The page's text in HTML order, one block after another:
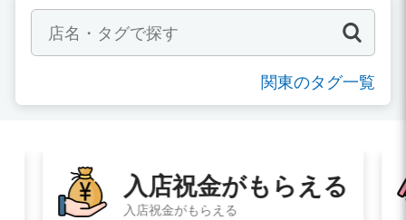
関東のタグ一覧
即日体験入店
その日に体験入店してお給料ももらえる